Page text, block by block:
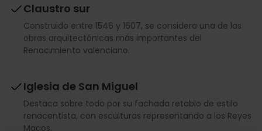
Claustro sur
Construido entre 1546 y 1607, se considera una de las
obras arquitectónicas más importantes del
Renacimiento valenciano.
Iglesia de San Miguel
Destaca sobre todo por su fachada retablo de estilo
renacentista, con esculturas representando a los Reyes
Magos.